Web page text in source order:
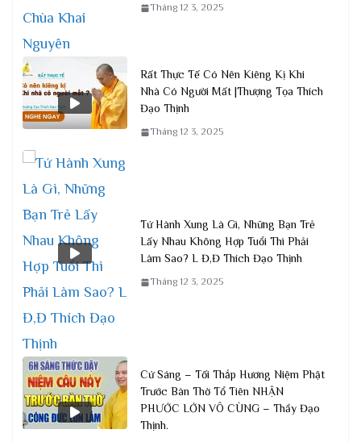
Tháng 12 3, 2025
Rất Thực Tế Có Nên Kiêng Kị Khi
Nhà Có Người Mất |Thượng Tọa Thích
Đạo Thịnh
Tháng 12 3, 2025
Tứ Hành Xung Là Gì, Những Bạn Trẻ
Lấy Nhau Không Hợp Tuổi Thì Phải
Làm Sao? L Đ,Đ Thích Đạo Thịnh
Tháng 12 3, 2025
Cứ Sáng – Tối Thắp Hương Niệm Phật
Trước Bàn Thờ Tổ Tiên NHẬN
PHƯỚC LỚN VÔ CÙNG – Thầy Đạo
Thịnh.